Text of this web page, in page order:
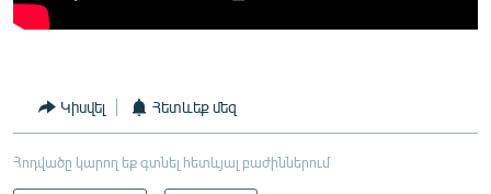
Կիսվել Հետևեք մեզ
Հոդվածը կարող եք գտնել հետևյալ բաժիններում